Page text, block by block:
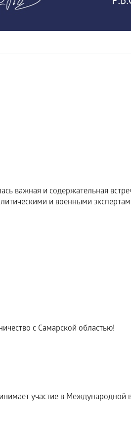
важная и содержательная
и военными
с Самарской областью!
участие в Международной